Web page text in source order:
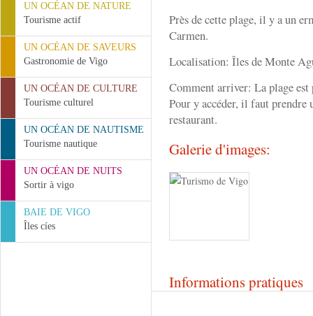
UN OCÉAN DE NATURE
Tourisme actif
UN OCÉAN DE SAVEURS
Gastronomie de Vigo
UN OCÉAN DE CULTURE
Tourisme culturel
UN OCÉAN DE NAUTISME
Tourisme nautique
UN OCÉAN DE NUITS
Sortir à vigo
BAIE DE VIGO
Îles cíes
Près de cette plage, il y a un
Carmen.
Localisation: Îles de Monte
Comment arriver: La plage est
Pour y accéder, il faut prendre
restaurant.
Galerie d'images:
Informations pratiques